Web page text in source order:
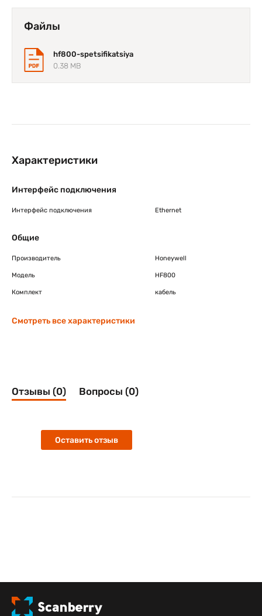
Файлы
hf800-spetsifikatsiya
0.38 MB
Характеристики
Интерфейс подключения
Интерфейс подключения Ethernet
Общие
Производитель Honeywell
Модель HF800
Комплект кабель
Смотреть все характеристики
Отзывы (0) Вопросы (0)
Оставить отзыв